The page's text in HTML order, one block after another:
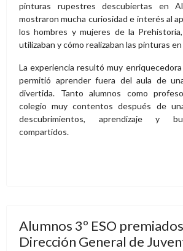
pinturas rupestres descubiertas en
mostraron mucha curiosidad e interés al
los hombres y mujeres de la
utilizaban y cómo realizaban las pinturas
La experiencia resultó muy
permitió aprender fuera del aula de
divertida. Tanto alumnos como
colegio muy contentos después de
descubrimientos, aprendizaje y
compartidos.
Alumnos 3º ESO
Dirección General de